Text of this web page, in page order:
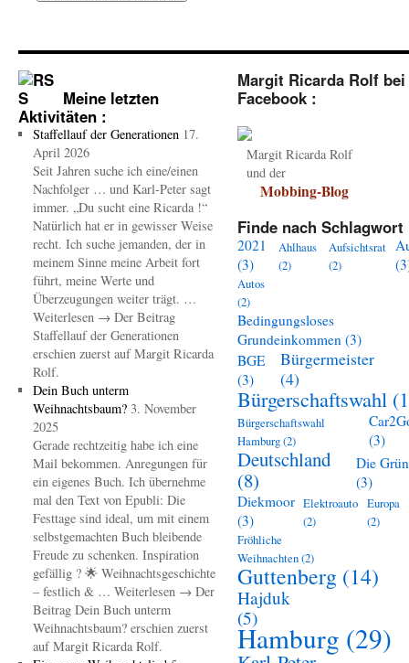
Meine letzten
Aktivitäten :
Staffellauf der Generationen 17.
April 2026
Seit Jahren suche ich eine/einen
Nachfolger … und Karl-Peter sagt
immer. „Du sucht eine Ricarda !“
Natürlich hat er in gewisser Weise
recht. Ich suche jemanden, der in
meinem Sinne meine Arbeit fort
führt, meine Werte und
Überzeugungen weiter trägt. …
Weiterlesen → Der Beitrag
Staffellauf der Generationen
erschien zuerst auf Margit Ricarda
Rolf.
Dein Buch unterm
Weihnachtsbaum? 3. November
2025
Gerade rechtzeitig habe ich eine
Mail bekommen. Anregungen für
ein eigenes Buch. Ich übernehme
mal den Text von Epubli: Die
Festtage sind ideal, um mit einem
selbstgemachten Buch bleibende
Freude zu schenken. Inspiration
gefällig ? 🌟 Weihnachtsgeschichte
– festlich & … Weiterlesen → Der
Beitrag Dein Buch unterm
Weihnachtsbaum? erschien zuerst
auf Margit Ricarda Rolf.
Margit Ricarda Rolf bei
Facebook :
Margit Ricarda Rolf
und der
Mobbing-Blog
Finde nach Schlagwort
2021
(3)
Ahlhaus
(2)
Aufsichtsrat
(2)
Autos
(2)
Bedingungsloses
Grundeinkommen (3)
BGE
(3)
Bürgermeister
(4)
Bürgerschaftswahl
Bürgerschaftswahl
Hamburg(2)
(3)
Deutschland
(8)
Die
(3)
Diekmoor
(3)
Elektroauto
(2)
Europa
(2)
Fröhliche
Weihnachten(2)
Guttenberg (14)
Hajduk
(5)
Hamburg (29)